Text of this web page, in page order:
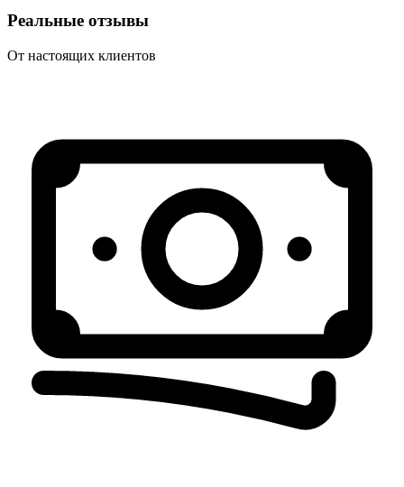
Реальные отзывы
От настоящих клиентов